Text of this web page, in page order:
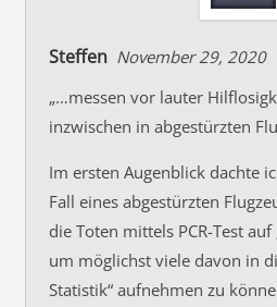
Steffen November 29, 2020
„…messen vor lauter
inzwischen in abgestürzten
Im ersten Augenblick dachte
Fall eines abgestürzten
die Toten mittels PCR-Test
um möglichst viele davon in
Statistik“ aufnehmen zu